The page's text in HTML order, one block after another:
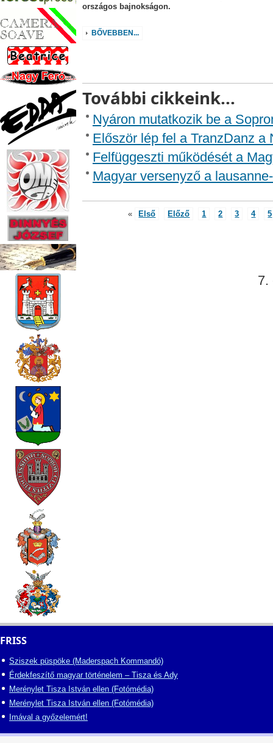
országos bajnokságon.
BŐVEBBEN...
További cikkeink...
Nyáron mutatkozik be a
Először lép fel a TranzDanz
Felfüggeszti működését a
Magyar versenyző a
« Első Előző 1 2 3 4 5
7.
FRISS
Sziszek püspöke (Maderspach Kommandó)
Érdekfeszítő magyar történelem – Tisza és Ady
Merénylet Tisza István ellen (Fotómédia)
Merénylet Tisza István ellen (Fotómédia)
Imával a győzelemért!